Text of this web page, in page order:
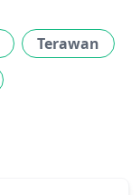
Terawan